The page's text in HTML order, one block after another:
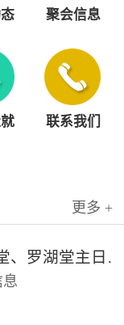
聚会信息
联系我们
更多 +
2024.6.30基督教深圳堂、和平堂、罗湖堂主日崇拜信息
息